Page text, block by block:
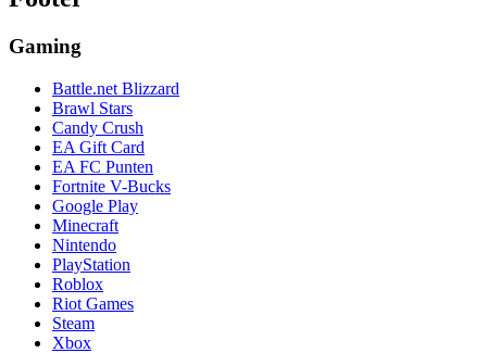
Gaming
Battle.net Blizzard
Brawl Stars
Candy Crush
EA Gift Card
EA FC Punten
Fortnite V-Bucks
Google Play
Minecraft
Nintendo
PlayStation
Roblox
Riot Games
Steam
Xbox